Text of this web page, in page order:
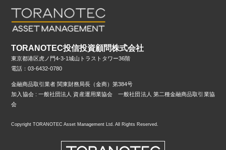
TORANOTEC投信投資顧問株式会社
東京都港区虎ノ門4-3-1城山トラストタワー36階
電話：03-6432-0780
金融商品取引業者 関東財務局長（金商）第384号
加入協会 : 一般社団法人 資産運用業協会 一般社団法人 第二種金融商品取引業協
会
Copyright TORANOTEC Asset Management Ltd. All Rights Reserved.